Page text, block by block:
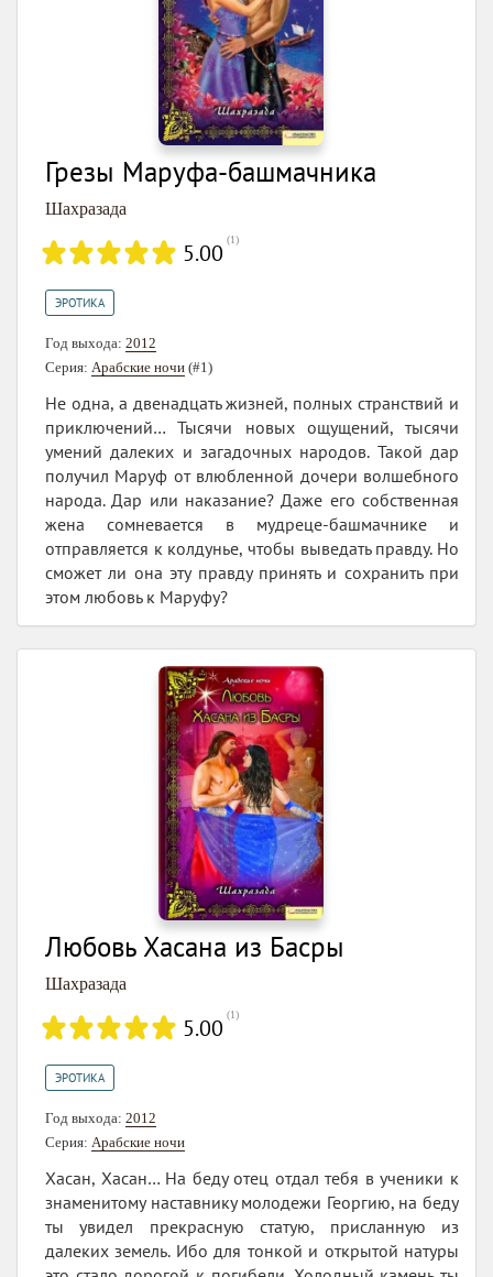
Грезы Маруфа-башмачника
Шахразада
5.00 (1)
ЭРОТИКА
Год выхода: 2012
Серия: Арабские ночи (#1)
Не одна, а двенадцать жизней, полных странствий и
приключений… Тысячи новых ощущений, тысячи
умений далеких и загадочных народов. Такой дар
получил Маруф от влюбленной дочери волшебного
народа. Дар или наказание? Даже его собственная
жена сомневается в мудреце-башмачнике и
отправляется к колдунье, чтобы выведать правду. Но
сможет ли она эту правду принять и сохранить при
этом любовь к Маруфу?
Любовь Хасана из Басры
Шахразада
5.00 (1)
ЭРОТИКА
Год выхода: 2012
Серия: Арабские ночи
Хасан, Хасан… На беду отец отдал тебя в ученики к
знаменитому наставнику молодежи Георгию, на беду
ты увидел прекрасную статую, присланную из
далеких земель. Ибо для тонкой и открытой натуры